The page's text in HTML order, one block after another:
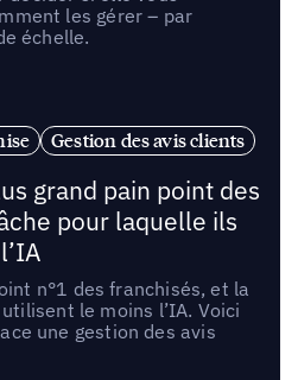
les gérer – par
échelle.
Gestion des avis clients
grand pain point des
pour laquelle ils
n°1 des franchisés, et la
le moins l’IA. Voici
une gestion des avis